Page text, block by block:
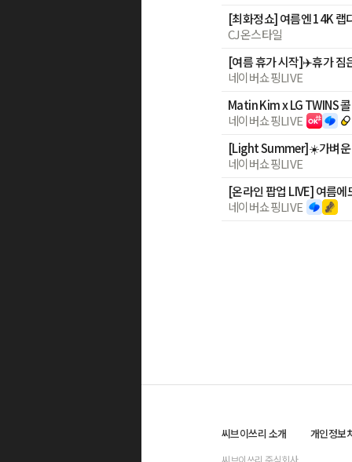
CJ온스타일
네이버쇼핑LIVE
Matin Kim x LG TWINS
네이버쇼핑LIVE
네이버쇼핑LIVE
네이버쇼핑LIVE
씨브이쓰리 소개 개인정보
씨브이쓰리 주식회사